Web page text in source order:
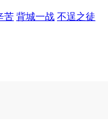
苦 背城一战 不逞之徒